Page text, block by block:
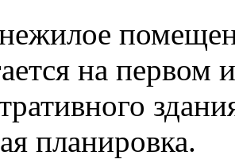
на первом
планировка.